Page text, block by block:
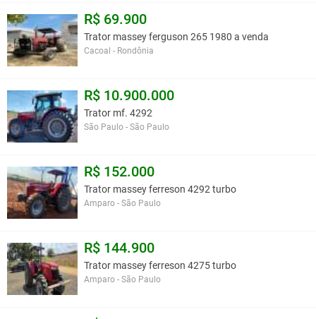
R$ 69.900
Trator massey ferguson 265 1980 a venda
Cacoal - Rondônia
R$ 10.900.000
Trator mf. 4292
São Paulo - São Paulo
R$ 152.000
Trator massey ferreson 4292 turbo
Amparo - São Paulo
R$ 144.900
Trator massey ferreson 4275 turbo
Amparo - São Paulo